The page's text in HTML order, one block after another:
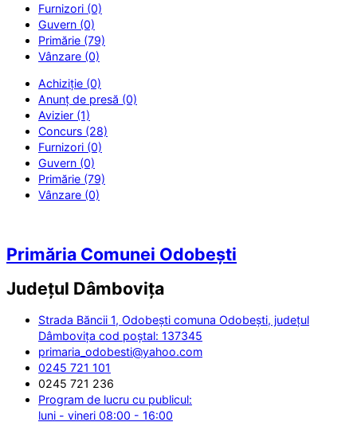
Furnizori (0)
Guvern (0)
Primărie (79)
Vânzare (0)
Achiziție (0)
Anunț de presă (0)
Avizier (1)
Concurs (28)
Furnizori (0)
Guvern (0)
Primărie (79)
Vânzare (0)
Primăria Comunei Odobești
Județul Dâmbovița
Strada Băncii 1, Odobești comuna Odobești, județul
Dâmbovița cod poștal: 137345
primaria_odobesti@yahoo.com
0245 721 101
0245 721 236
Program de lucru cu publicul:
luni - vineri 08:00 - 16:00